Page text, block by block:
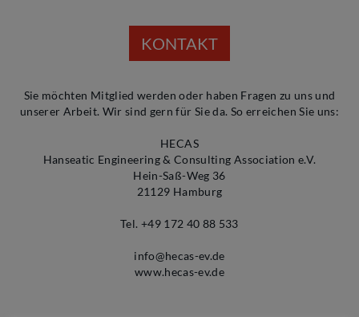
KONTAKT
Sie möchten Mitglied werden oder haben Fragen zu uns und
unserer Arbeit. Wir sind gern für Sie da. So erreichen Sie uns:
HECAS
Hanseatic Engineering & Consulting Association e.V.
Hein-Saß-Weg 36
21129 Hamburg
Tel. +49 172 40 88 533
info@hecas-ev.de
www.hecas-ev.de